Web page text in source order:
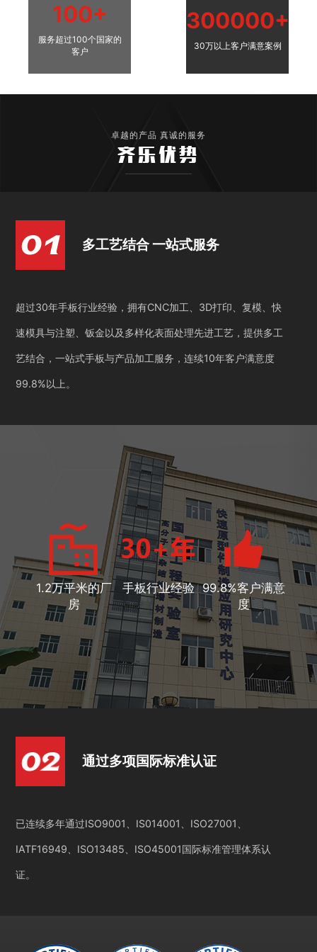
100+
服务超过100个国家的
客户
300000+
30万以上客户满意案例
卓越的产品 真诚的服务
齐乐优势
多工艺结合 一站式服务
超过30年手板行业经验，拥有CNC加工、3D打印、复模、快
速模具与注塑、钣金以及多样化表面处理先进工艺，提供多工
艺结合，一站式手板与产品加工服务，连续10年客户满意度
99.8%以上。
1.2万平米的厂
房
手板行业经验 99.8%客户满意
度
通过多项国际标准认证
已连续多年通过ISO9001、IS014001、ISO27001、
IATF16949、ISO13485、ISO45001国际标准管理体系认
证。